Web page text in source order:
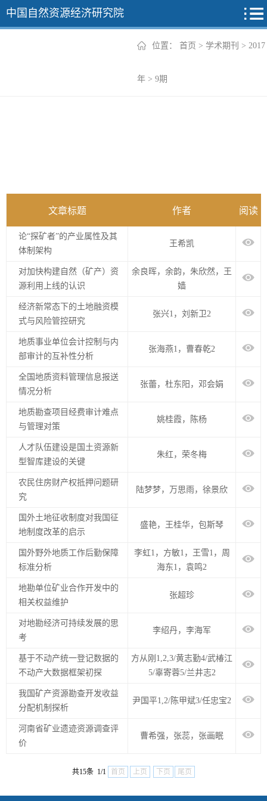
中国自然资源经济研究院
+
位置： 首页 > 学术期刊 > 2017
年 > 9期
文章标题 作者 阅读
论“探矿者”的产业属性及其
体制架构
王希凯
对加快构建自然（矿产）资
源利用上线的认识
余良晖，余韵，朱欣然，王
嫱
经济新常态下的土地融资模
式与风险管控研究
张兴1，刘新卫2
地质事业单位会计控制与内
部审计的互补性分析
张海燕1，曹春乾2
全国地质资料管理信息报送
情况分析
张蕾，杜东阳，邓会娟
地质勘查项目经费审计难点
与管理对策
姚桂霞，陈杨
人才队伍建设是国土资源新
型智库建设的关键
朱红，荣冬梅
农民住房财产权抵押问题研
究
陆梦梦，万思雨，徐景欣
国外土地征收制度对我国征
地制度改革的启示
盛艳，王桂华，包斯琴
国外野外地质工作后勤保障
标准分析
李虹1，方敏1，王雪1，周
海东1，袁鸣2
地勘单位矿业合作开发中的
相关权益维护
张超珍
对地勘经济可持续发展的思
考
李绍丹，李海军
基于不动产统一登记数据的
不动产大数据框架初探
方从刚1,2,3/黄志勤4/武椿江
5/辜寄蓉5/兰井志2
我国矿产资源勘查开发收益
分配机制探析
尹国平1,2/陈甲斌3/任忠宝2
河南省矿业遗迹资源调查评
价
曹希强，张蕊，张画眠
共15条 1/1 首页 上页 下页 尾页